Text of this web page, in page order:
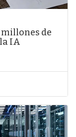
millones de
IA